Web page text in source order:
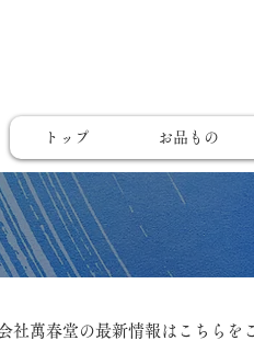
トップ お品もの
社萬春堂の最新情報はこちらを